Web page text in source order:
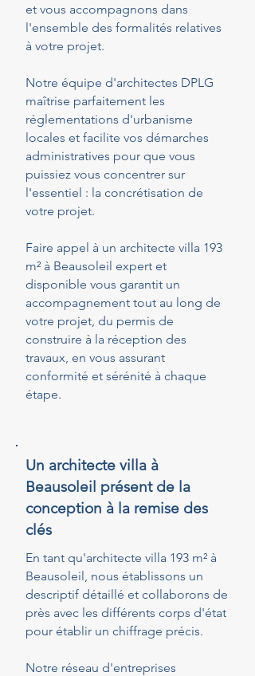
et vous accompagnons dans
l'ensemble des formalités relatives
à votre projet.
Notre équipe d'architectes DPLG
maîtrise parfaitement les
réglementations d'urbanisme
locales et facilite vos démarches
administratives pour que vous
puissiez vous concentrer sur
l'essentiel : la concrétisation de
votre projet.
Faire appel à un architecte villa 193
m² à Beausoleil expert et
disponible vous garantit un
accompagnement tout au long de
votre projet, du permis de
construire à la réception des
travaux, en vous assurant
conformité et sérénité à chaque
étape.
Un architecte villa à
Beausoleil présent de la
conception à la remise des
clés
En tant qu'architecte villa 193 m² à
Beausoleil, nous établissons un
descriptif détaillé et collaborons de
près avec les différents corps d'état
pour établir un chiffrage précis.
Notre réseau d'entreprises